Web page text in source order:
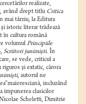
realizate,
având drept titlu Critica
mai târziu, la Editura
istoric literar trădează
în cultura română
volumul Principiile
Scriitori junimişti. În
se vede, criticul a
şi extatic, cărora
, autorul ne
incluzând
impunerea clasicilor
Scheletti, Dimitrie